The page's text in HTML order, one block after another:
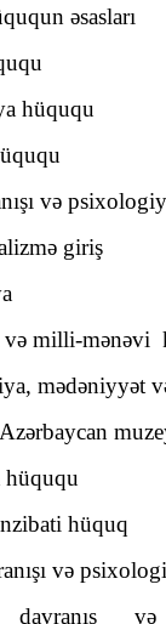
əsasları
hüququ
və
izmə giriş
milli-mənəvi
mədəniyyət
hüquq
və
davranış və